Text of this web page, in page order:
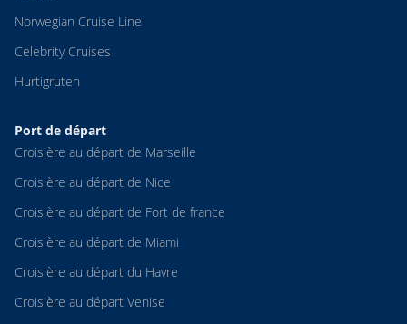
Norwegian Cruise Line
Celebrity Cruises
Hurtigruten
Port de départ
Croisière au départ de Marseille
Croisière au départ de Nice
Croisière au départ de Fort de france
Croisière au départ de Miami
Croisière au départ du Havre
Croisière au départ Venise